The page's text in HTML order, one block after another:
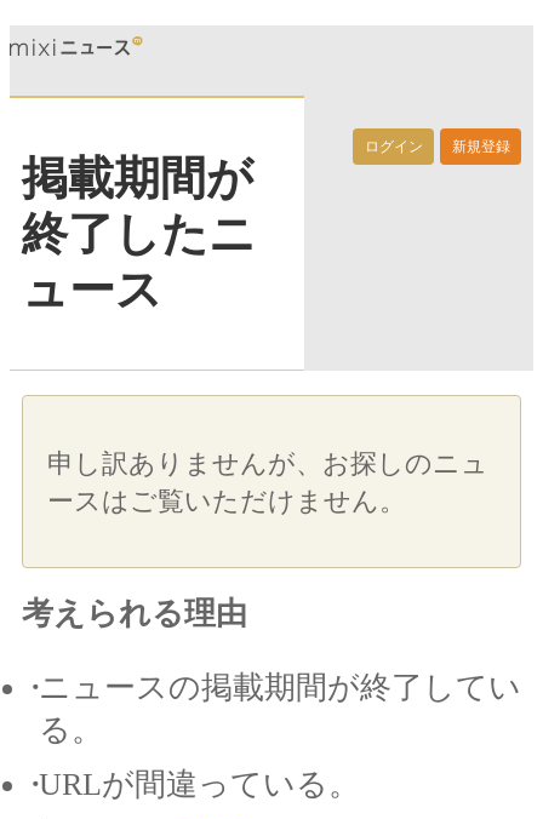
ログイン 新規登録
掲載期間が
終了したニ
ュース
申し訳ありませんが、お探しのニュ
ースはご覧いただけません。
考えられる理由
ニュースの掲載期間が終了してい
る。
URLが間違っている。